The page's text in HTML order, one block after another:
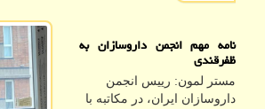
نامه مهم انجمن داروسازان به
ظفرقندی
مستر لمون: رییس انجمن
داروسازان ایران، در مکاتبه با